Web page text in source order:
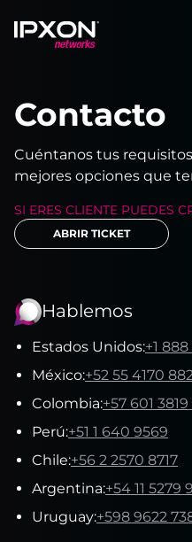
Header
Contacto
Cuéntanos tus
mejores opciones que
SI ERES CLIENTE PUEDES
ABRIR TICKET
Hablemos
Estados Unidos:+1
México:+52 55 4170
Colombia:+57 601
Perú:+51 1 640 9569
Chile:+56 2 2570 8717
Argentina:+54 11 5279
Uruguay:+598 9622